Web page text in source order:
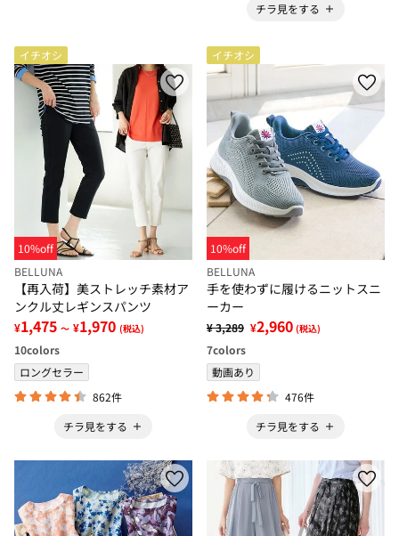
チラ見をする
イチオシ
10%off
BELLUNA
【再入荷】美ストレッチ素材ア
ンクル丈レギンスパンツ
¥1,475 ～ ¥1,970 (税込)
10colors
ロングセラー
862件
チラ見をする
イチオシ
10%off
BELLUNA
手を使わずに履けるニットスニ
ーカー
¥ 3,289 ¥2,960 (税込)
7colors
動画あり
476件
チラ見をする